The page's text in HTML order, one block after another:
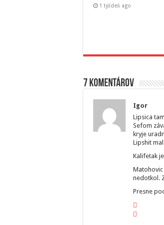
1 týždeň ago
7 komentárov
Igor
Lipsica
Sefom
kryje
Lipshit
Kalifetak
nedotkol.
Presne